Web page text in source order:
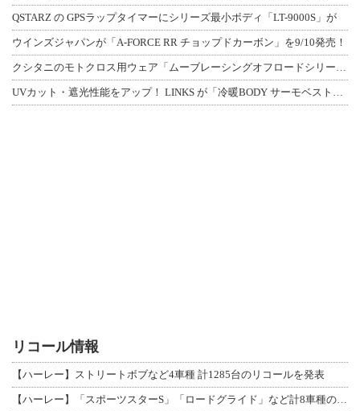
QSTARZ の GPSラップタイマーにシリーズ最小ボディ「LT-9000S」が
ウインズジャパンが「A-FORCE RR チョップドカーボン」を9/10発売！
クシタニのモトクロス用ウェア「ムーブレーシングオフロードシリーズ」3アイテムが登
UVカット・遮光性能をアップ！ LINKS が「冷暖BODY サーモベスト」改良
リコール情報
【ハーレー】ストリートボブなど4車種 計1285台のリコールを発表
【ハーレー】「スポーツスターS」「ロードグライド」など計8車種のリコールを発表